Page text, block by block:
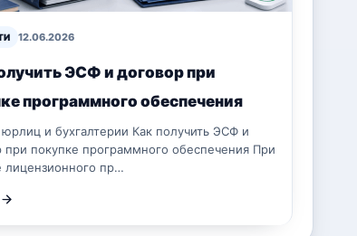
12.06.2026
ЭСФ и договор при
программного обеспечения
юрлиц и бухгалтерии Как получить ЭСФ и
при покупке программного обеспечения При
лицензионного пр…